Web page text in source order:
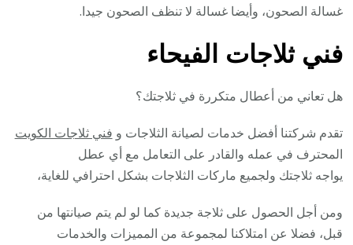
غسالة الصحون، وأيضا غسالة لا تنظف الصحون جيدا.
فني ثلاجات الفيحاء
هل تعاني من أعطال متكررة في ثلاجتك؟
تقدم شركتنا أفضل خدمات لصيانة الثلاجات و فني ثلاجات الكويت
المحترف في عمله والقادر على التعامل مع أي عطل
يواجه ثلاجتك ولجميع ماركات الثلاجات بشكل احترافي للغاية،
ومن أجل الحصول على ثلاجة جديدة كما لو لم يتم صيانتها من
قبل، فضلا عن امتلاكنا لمجموعة من المميزات والخدمات